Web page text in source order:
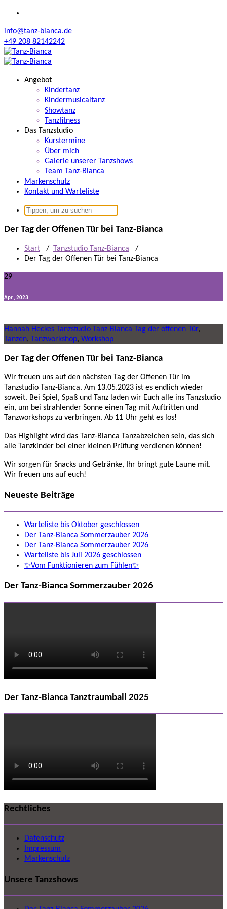
Zum
springen
info@tanz-bianca.de
+49 208 82142242
Angebot
Kindertanz
Kindermusicaltanz
Showtanz
Tanzfitness
Das Tanzstudio
Kurstermine
Über mich
Galerie unserer Tanzshows
Team Tanz-Bianca
Markenschutz
Kontakt und Warteliste
Suchen
Der Tag der Offenen Tür bei Tanz-Bianca
Start / Tanzstudio Tanz-Bianca /
Der Tag der Offenen Tür bei Tanz-Bianca
29
Apr., 2023
Hannah Heckes Tanzstudio Tanz-Bianca Tag der offenen Tür,
Tanzen, Tanzworkshop, Workshop
Der Tag der Offenen Tür bei Tanz-Bianca
Wir freuen uns auf den nächsten Tag der Offenen Tür im
Tanzstudio Tanz-Bianca. Am 13.05.2023 ist es endlich wieder
soweit. Bei Spiel, Spaß und Tanz laden wir Euch alle ins Tanzstudio
ein, um bei strahlender Sonne einen Tag mit Auftritten und
Tanzworkshops zu verbringen. Ab 11 Uhr geht es los!
Das Highlight wird das Tanz-Bianca Tanzabzeichen sein, das sich
alle Tanzkinder bei einer kleinen Prüfung verdienen können!
Wir sorgen für Snacks und Getränke, Ihr bringt gute Laune mit.
Wir freuen uns auf euch!
Neueste Beiträge
Warteliste bis Oktober geschlossen
Der Tanz-Bianca Sommerzauber 2026
Der Tanz-Bianca Sommerzauber 2026
Warteliste bis Juli 2026 geschlossen
✨Vom Funktionieren zum Fühlen✨
Der Tanz-Bianca Sommerzauber 2026
Der Tanz-Bianca Tanztraumball 2025
Rechtliches
Datenschutz
Impressum
Markenschutz
Unsere Tanzshows